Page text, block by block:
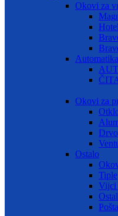
Okovi za
Okovi za
Ostalo
Tiple
Vijci